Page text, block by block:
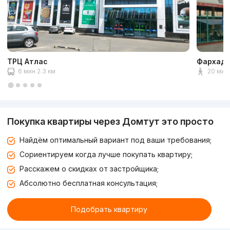
ТРЦ Атлас
6 мин 2.3 км 20 мин
Покупка квартиры через Домтут это просто
Найдём оптимальный вариант под ваши требования;
Сориентируем когда лучше покупать квартиру;
Расскажем о скидках от застройщика;
Абсолютно бесплатная консультация;
Подобрать квартиру